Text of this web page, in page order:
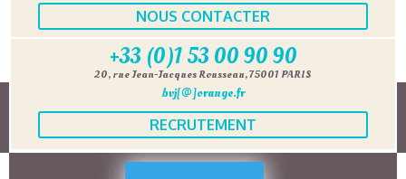
NOUS CONTACTER
+33 (0)1 53 00 90 90
20, rue Jean-Jacques Rousseau, 75001 PARIS
bvj[@]orange.fr
RECRUTEMENT